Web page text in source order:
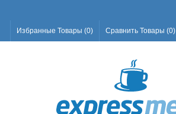
Избранные Товары (0) Сравнить Товары (0)